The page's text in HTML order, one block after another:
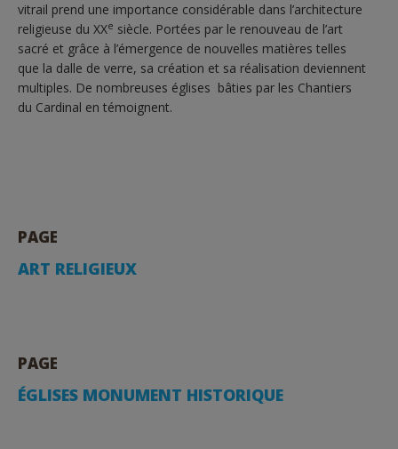
vitrail prend une importance considérable dans l’architecture
religieuse du XXe siècle. Portées par le renouveau de l’art
sacré et grâce à l’émergence de nouvelles matières telles
que la dalle de verre, sa création et sa réalisation deviennent
multiples. De nombreuses églises bâties par les Chantiers
du Cardinal en témoignent.
PAGE
ART RELIGIEUX
PAGE
ÉGLISES MONUMENT HISTORIQUE